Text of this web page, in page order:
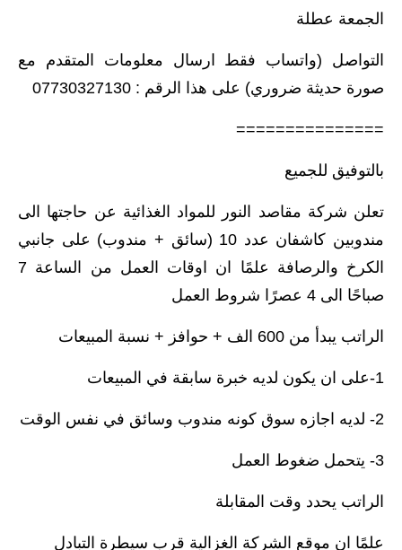
الجمعة عطلة
التواصل (واتساب فقط ارسال معلومات المتقدم مع
صورة حديثة ضروري) على هذا الرقم : 07730327130
===============
بالتوفيق للجميع
تعلن شركة مقاصد النور للمواد الغذائية عن حاجتها الى
مندوبين كاشفان عدد 10 (سائق + مندوب) على جانبي
الكرخ والرصافة علمًا ان اوقات العمل من الساعة 7
صباحًا الى 4 عصرًا شروط العمل
الراتب يبدأ من 600 الف + حوافز + نسبة المبيعات
1-على ان يكون لديه خبرة سابقة في المبيعات
2- لديه اجازه سوق كونه مندوب وسائق في نفس الوقت
3- يتحمل ضغوط العمل
الراتب يحدد وقت المقابلة
علمًا ان موقع الشركة الغزالية قرب سيطرة التبادل